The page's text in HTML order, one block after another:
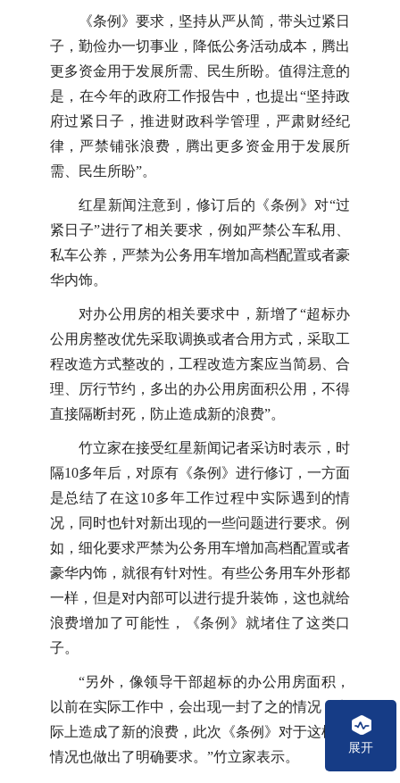
《条例》要求，坚持从严从简，带头过紧日
子，勤俭办一切事业，降低公务活动成本，腾出
更多资金用于发展所需、民生所盼。值得注意的
是，在今年的政府工作报告中，也提出“坚持政
府过紧日子，推进财政科学管理，严肃财经纪
律，严禁铺张浪费，腾出更多资金用于发展所
需、民生所盼”。
红星新闻注意到，修订后的《条例》对“过
紧日子”进行了相关要求，例如严禁公车私用、
私车公养，严禁为公务用车增加高档配置或者豪
华内饰。
对办公用房的相关要求中，新增了“超标办
公用房整改优先采取调换或者合用方式，采取工
程改造方式整改的，工程改造方案应当简易、合
理、厉行节约，多出的办公用房面积公用，不得
直接隔断封死，防止造成新的浪费”。
竹立家在接受红星新闻记者采访时表示，时
隔10多年后，对原有《条例》进行修订，一方面
是总结了在这10多年工作过程中实际遇到的情
况，同时也针对新出现的一些问题进行要求。例
如，细化要求严禁为公务用车增加高档配置或者
豪华内饰，就很有针对性。有些公务用车外形都
一样，但是对内部可以进行提升装饰，这也就给
浪费增加了可能性，《条例》就堵住了这类口
子。
“另外，像领导干部超标的办公用房面积，
以前在实际工作中，会出现一封了之的情况，实
际上造成了新的浪费，此次《条例》对于这样的
情况也做出了明确要求。”竹立家表示。
展开